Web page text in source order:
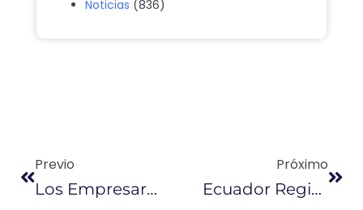
Noticias (836)
Previo
Los Empresarios Denuncian Cobros Ilegales De Municipios
Próximo
Ecuador Registra Un 4 % De Desempleo En Septiembre